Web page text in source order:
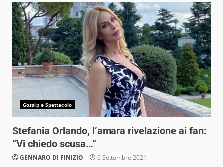
Gossip e Spettacolo
Stefania Orlando, l’amara rivelazione ai fan:
“Vi chiedo scusa…”
GENNARO DI FINIZIO 6 Settembre 2021